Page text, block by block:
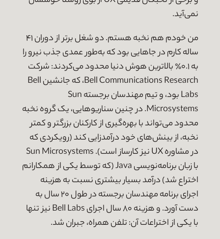
نمی‌آید.
من خودم هم نخبه هستم. دو شغل برتر از دوران ۴۱
ساله کارم در جاهایی بود که به‌طور عمدی جذب نیرو را
به ۰.۱٪ بالاترین هوش دنیا محدود می‌کردند: شرکت
Bell Communications Research، که جانشین Bell
Labs بود، و تیم مهندسان برجسته Sun
Microsystems. در چنین سناریوهایی، یک گروه نخبه
محدود می‌تواند با بهره‌گیری از کارکنان بزرگتر و کمتر
نخبه، از بینش‌های خود درآمدزایی کند (رویکردی که
در مشاوره UX نیز کارساز است). Sun Microsystems
با زبان برنامه‌نویسی Java (که توسط یکی از همکارانم
اختراع شد) درآمد بسیار بیشتری نسبت به هزینه
اجرای برنامه مهندسان برجسته در طول ۲۰ سال به
دست آورد. و هزینه ۸۰ سال اجرای Bell Labs نیز تنها
با یکی از اختراعات آن: تلفن همراه، جبران شد.